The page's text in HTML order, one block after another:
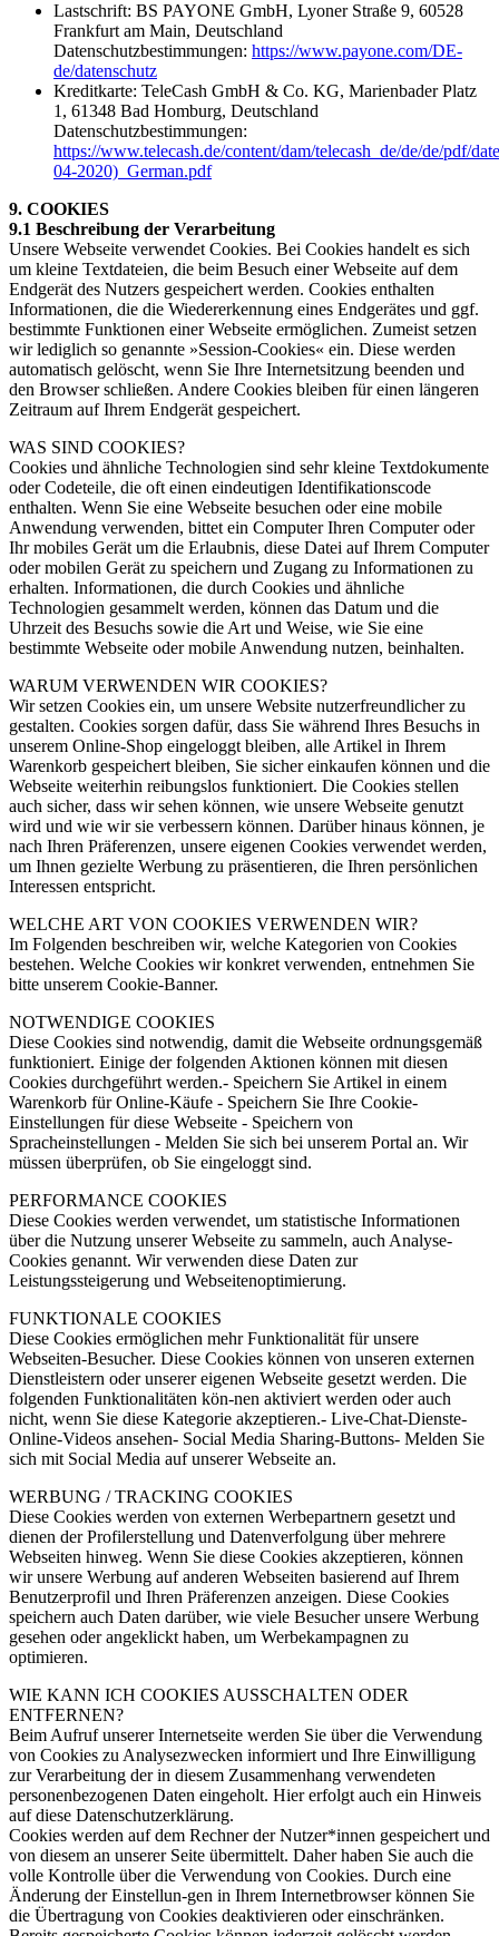
Lastschrift: BS PAYONE GmbH, Lyoner Straße 9, 60528
Frankfurt am Main, Deutschland
Datenschutzbestimmungen: https://www.payone.com/DE-
de/datenschutz
Kreditkarte: TeleCash GmbH & Co. KG, Marienbader Platz
1, 61348 Bad Homburg, Deutschland
Datenschutzbestimmungen:
https://www.telecash.de/content/dam/telecash_de/de/de/pdf/
04-2020)_German.pdf
9. COOKIES
9.1 Beschreibung der Verarbeitung
Unsere Webseite verwendet Cookies. Bei Cookies handelt es sich
um kleine Textdateien, die beim Besuch einer Webseite auf dem
Endgerät des Nutzers gespeichert werden. Cookies enthalten
Informationen, die die Wiedererkennung eines Endgerätes und ggf.
bestimmte Funktionen einer Webseite ermöglichen. Zumeist setzen
wir lediglich so genannte »Session-Cookies« ein. Diese werden
automatisch gelöscht, wenn Sie Ihre Internetsitzung beenden und
den Browser schließen. Andere Cookies bleiben für einen längeren
Zeitraum auf Ihrem Endgerät gespeichert.
WAS SIND COOKIES?
Cookies und ähnliche Technologien sind sehr kleine Textdokumente
oder Codeteile, die oft einen eindeutigen Identifikationscode
enthalten. Wenn Sie eine Webseite besuchen oder eine mobile
Anwendung verwenden, bittet ein Computer Ihren Computer oder
Ihr mobiles Gerät um die Erlaubnis, diese Datei auf Ihrem Computer
oder mobilen Gerät zu speichern und Zugang zu Informationen zu
erhalten. Informationen, die durch Cookies und ähnliche
Technologien gesammelt werden, können das Datum und die
Uhrzeit des Besuchs sowie die Art und Weise, wie Sie eine
bestimmte Webseite oder mobile Anwendung nutzen, beinhalten.
WARUM VERWENDEN WIR COOKIES?
Wir setzen Cookies ein, um unsere Website nutzerfreundlicher zu
gestalten. Cookies sorgen dafür, dass Sie während Ihres Besuchs in
unserem Online-Shop eingeloggt bleiben, alle Artikel in Ihrem
Warenkorb gespeichert bleiben, Sie sicher einkaufen können und die
Webseite weiterhin reibungslos funktioniert. Die Cookies stellen
auch sicher, dass wir sehen können, wie unsere Webseite genutzt
wird und wie wir sie verbessern können. Darüber hinaus können, je
nach Ihren Präferenzen, unsere eigenen Cookies verwendet werden,
um Ihnen gezielte Werbung zu präsentieren, die Ihren persönlichen
Interessen entspricht.
WELCHE ART VON COOKIES VERWENDEN WIR?
Im Folgenden beschreiben wir, welche Kategorien von Cookies
bestehen. Welche Cookies wir konkret verwenden, entnehmen Sie
bitte unserem Cookie-Banner.
NOTWENDIGE COOKIES
Diese Cookies sind notwendig, damit die Webseite ordnungsgemäß
funktioniert. Einige der folgenden Aktionen können mit diesen
Cookies durchgeführt werden.- Speichern Sie Artikel in einem
Warenkorb für Online-Käufe - Speichern Sie Ihre Cookie-
Einstellungen für diese Webseite - Speichern von
Spracheinstellungen - Melden Sie sich bei unserem Portal an. Wir
müssen überprüfen, ob Sie eingeloggt sind.
PERFORMANCE COOKIES
Diese Cookies werden verwendet, um statistische Informationen
über die Nutzung unserer Webseite zu sammeln, auch Analyse-
Cookies genannt. Wir verwenden diese Daten zur
Leistungssteigerung und Webseitenoptimierung.
FUNKTIONALE COOKIES
Diese Cookies ermöglichen mehr Funktionalität für unsere
Webseiten-Besucher. Diese Cookies können von unseren externen
Dienstleistern oder unserer eigenen Webseite gesetzt werden. Die
folgenden Funktionalitäten kön-nen aktiviert werden oder auch
nicht, wenn Sie diese Kategorie akzeptieren.- Live-Chat-Dienste-
Online-Videos ansehen- Social Media Sharing-Buttons- Melden Sie
sich mit Social Media auf unserer Webseite an.
WERBUNG / TRACKING COOKIES
Diese Cookies werden von externen Werbepartnern gesetzt und
dienen der Profilerstellung und Datenverfolgung über mehrere
Webseiten hinweg. Wenn Sie diese Cookies akzeptieren, können
wir unsere Werbung auf anderen Webseiten basierend auf Ihrem
Benutzerprofil und Ihren Präferenzen anzeigen. Diese Cookies
speichern auch Daten darüber, wie viele Besucher unsere Werbung
gesehen oder angeklickt haben, um Werbekampagnen zu
optimieren.
WIE KANN ICH COOKIES AUSSCHALTEN ODER
ENTFERNEN?
Beim Aufruf unserer Internetseite werden Sie über die Verwendung
von Cookies zu Analysezwecken informiert und Ihre Einwilligung
zur Verarbeitung der in diesem Zusammenhang verwendeten
personenbezogenen Daten eingeholt. Hier erfolgt auch ein Hinweis
auf diese Datenschutzerklärung.
Cookies werden auf dem Rechner der Nutzer*innen gespeichert und
von diesem an unserer Seite übermittelt. Daher haben Sie auch die
volle Kontrolle über die Verwendung von Cookies. Durch eine
Änderung der Einstellun-gen in Ihrem Internetbrowser können Sie
die Übertragung von Cookies deaktivieren oder einschränken.